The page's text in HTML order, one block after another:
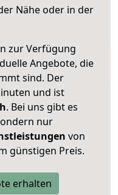
Nähe oder in der
zur Verfügung
Angebote, die
sind. Der
und ist
. Bei uns gibt es
nur
von
günstigen Preis.
erhalten